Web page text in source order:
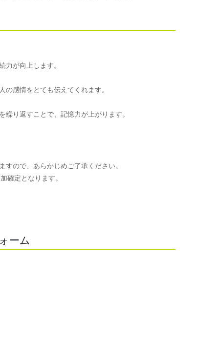
が向上します。
感情をとても伝えてくれます。
り返すことで、記憶力が上がります。
ので、あらかじめご了承ください。
確定となります。
ーム